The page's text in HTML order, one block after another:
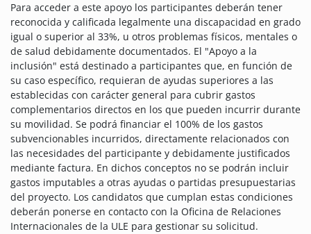
Para acceder a este apoyo los participantes deberán tener
reconocida y calificada legalmente una discapacidad en grado
igual o superior al 33%, u otros problemas físicos, mentales o
de salud debidamente documentados. El "Apoyo a la
inclusión" está destinado a participantes que, en función de
su caso específico, requieran de ayudas superiores a las
establecidas con carácter general para cubrir gastos
complementarios directos en los que pueden incurrir durante
su movilidad. Se podrá financiar el 100% de los gastos
subvencionables incurridos, directamente relacionados con
las necesidades del participante y debidamente justificados
mediante factura. En dichos conceptos no se podrán incluir
gastos imputables a otras ayudas o partidas presupuestarias
del proyecto. Los candidatos que cumplan estas condiciones
deberán ponerse en contacto con la Oficina de Relaciones
Internacionales de la ULE para gestionar su solicitud.